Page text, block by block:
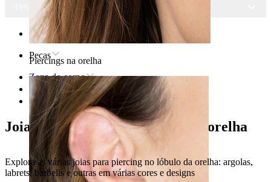
Piercings na orelha
-15% EM TODAS AS JOIAS
Home
Pecas
Zona do corpo
Orelha
Lóbulo
Joias para piercing no lóbulo da orelha
Explora as várias joias para piercing no lóbulo da orelha: argolas,
labrets, barbells e outras em várias cores e designs